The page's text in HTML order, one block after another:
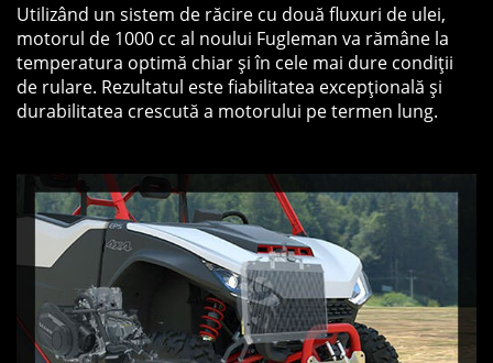
Utilizând un sistem de răcire cu două fluxuri de ulei,
motorul de 1000 cc al noului Fugleman va rămâne la
temperatura optimă chiar și în cele mai dure condiții
de rulare. Rezultatul este fiabilitatea excepțională și
durabilitatea crescută a motorului pe termen lung.